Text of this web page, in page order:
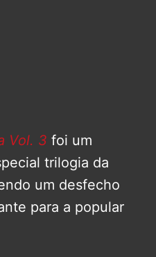
Vol. 3 foi um
trilogia da
um desfecho
para a popular